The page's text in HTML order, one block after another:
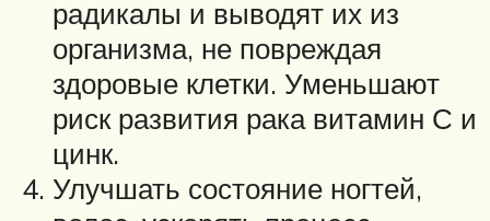
радикалы и выводят их из
организма, не повреждая
здоровые клетки. Уменьшают
риск развития рака витамин С и
цинк.
Улучшать состояние ногтей,